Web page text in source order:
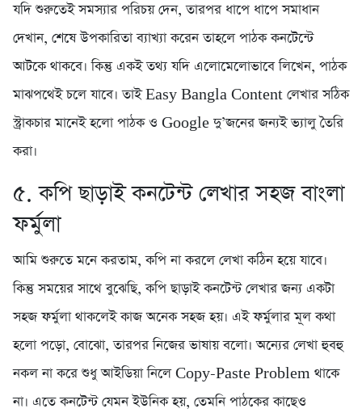
যদি শুরুতেই সমস্যার পরিচয় দেন, তারপর ধাপে ধাপে সমাধান
দেখান, শেষে উপকারিতা ব্যাখ্যা করেন তাহলে পাঠক কনটেন্টে
আটকে থাকবে। কিন্তু একই তথ্য যদি এলোমেলোভাবে লিখেন, পাঠক
মাঝপথেই চলে যাবে। তাই Easy Bangla Content লেখার সঠিক
স্ট্রাকচার মানেই হলো পাঠক ও Google দু’জনের জন্যই ভ্যালু তৈরি
করা।
৫. কপি ছাড়াই কনটেন্ট লেখার সহজ বাংলা
ফর্মুলা
আমি শুরুতে মনে করতাম, কপি না করলে লেখা কঠিন হয়ে যাবে।
কিন্তু সময়ের সাথে বুঝেছি, কপি ছাড়াই কনটেন্ট লেখার জন্য একটা
সহজ ফর্মুলা থাকলেই কাজ অনেক সহজ হয়। এই ফর্মুলার মূল কথা
হলো পড়ো, বোঝো, তারপর নিজের ভাষায় বলো। অন্যের লেখা হুবহু
নকল না করে শুধু আইডিয়া নিলে Copy-Paste Problem থাকে
না। এতে কনটেন্ট যেমন ইউনিক হয়, তেমনি পাঠকের কাছেও